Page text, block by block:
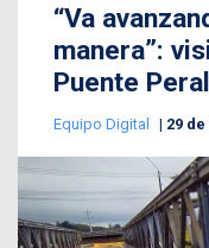
“Va
manera”:
Puente
Equipo Digital 29